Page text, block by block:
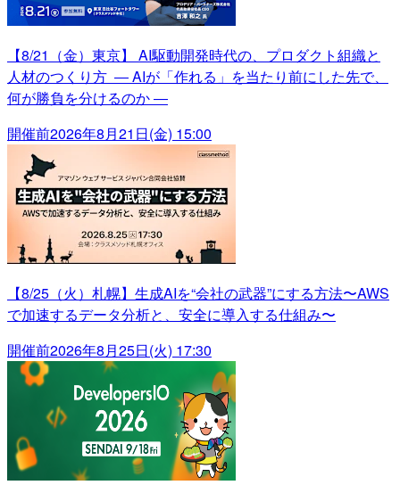
【8/21（金）東京】 AI駆動開発時代の、プロダクト組織と
人材のつくり方 ― AIが「作れる」を当たり前にした先で、
何が勝負を分けるのか ―
開催前2026年8月21日(金) 15:00
【8/25（火）札幌】生成AIを“会社の武器”にする方法〜AWS
で加速するデータ分析と、安全に導入する仕組み〜
開催前2026年8月25日(火) 17:30